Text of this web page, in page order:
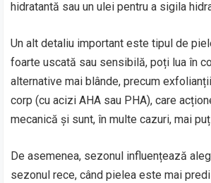
hidratantă sau un ulei pentru a sigila
Un alt detaliu important este tipul de
foarte uscată sau sensibilă, poți lua în
alternative mai blânde, precum
corp (cu acizi AHA sau PHA), care
mecanică și sunt, în multe cazuri, mai
De asemenea, sezonul influențează
sezonul rece, când pielea este mai